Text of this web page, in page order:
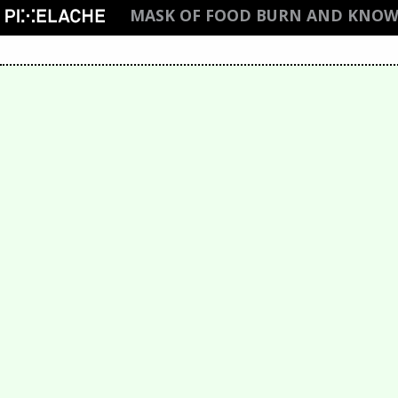
MASK OF FOOD BURN AND